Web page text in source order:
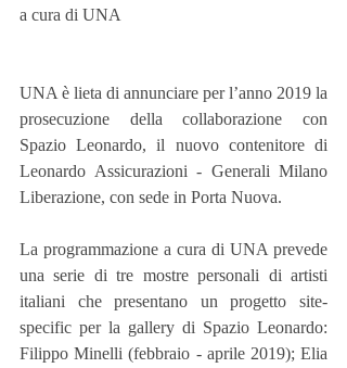
a cura di UNA
UNA è lieta di annunciare per l’anno 2019 la
prosecuzione della collaborazione con
Spazio Leonardo, il nuovo contenitore di
Leonardo Assicurazioni - Generali Milano
Liberazione, con sede in Porta Nuova.
La programmazione a cura di UNA prevede
una serie di tre mostre personali di artisti
italiani che presentano un progetto site-
specific per la gallery di Spazio Leonardo:
Filippo Minelli (febbraio - aprile 2019); Elia